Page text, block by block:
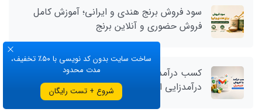
سود فروش برنج هندی و ایرانی؛ آموزش کامل
فروش حضوری و آنلاین برنج
کسب درآمد با فروش جیمیل؛ راهنمای کامل
درآمدزایی از اکانت‌های Gmail
ساخت سایت بدون کد نویسی با ۵۰٪ تخفیف،
مدت محدود
شروع + تست رایگان